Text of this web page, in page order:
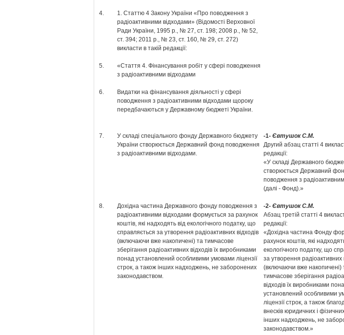
4.
1. Статтю 4 Закону України «Про поводження з
радіоактивними відходами» (Відомості Верховної
Ради України, 1995 р., № 27, ст. 198; 2008 р., № 52,
ст. 394; 2011 р., № 23, ст. 160, № 29, ст. 272)
викласти в такій редакції:
5.
«Стаття 4. Фінансування робіт у сфері поводження
з радіоактивними відходами
6.
Видатки на фінансування діяльності у сфері
поводження з радіоактивними відходами щороку
передбачаються у Державному бюджеті України.
7.
У складі спеціального фонду Державного бюджету
України створюється Державний фонд поводження
з радіоактивними відходами.
-1- Євтушок С.М.
Другий абзац статті 4
редакції:
«У складі Державного
створюється Державний
поводження з
(далі - Фонд).»
8.
Дохідна частина Державного фонду поводження з
радіоактивними відходами формується за рахунок
коштів, які надходять від екологічного податку, що
справляється за утворення радіоактивних відходів
(включаючи вже накопичені) та тимчасове
зберігання радіоактивних відходів їх виробниками
понад установлений особливими умовами ліцензії
строк, а також інших надходжень, не заборонених
законодавством.
-2- Євтушок С.М.
Абзац третій статті 4
редакції:
«Дохідна частина Фонду
рахунок коштів, які
екологічного податку, що
за утворення радіоактивних
(включаючи вже накопичені)
тимчасове зберігання
відходів їх виробниками
установлений особливими
ліцензії строк, а також
внесків юридичних і
інших надходжень, не
законодавством.»